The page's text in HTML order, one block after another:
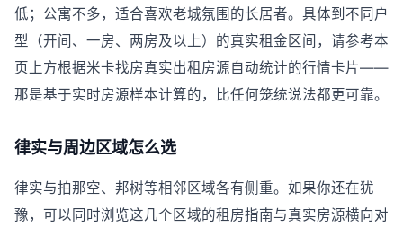
低；公寓不多，适合喜欢老城氛围的长居者。具体到不同户
型（开间、一房、两房及以上）的真实租金区间，请参考本
页上方根据米卡找房真实出租房源自动统计的行情卡片——
那是基于实时房源样本计算的，比任何笼统说法都更可靠。
律实与周边区域怎么选
律实与拍那空、邦树等相邻区域各有侧重。如果你还在犹
豫，可以同时浏览这几个区域的租房指南与真实房源横向对